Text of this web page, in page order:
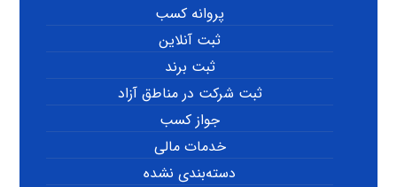
پروانه کسب
ثبت آنلاین
ثبت برند
ثبت شرکت در مناطق آزاد
جواز کسب
خدمات مالی
دسته‌بندی نشده